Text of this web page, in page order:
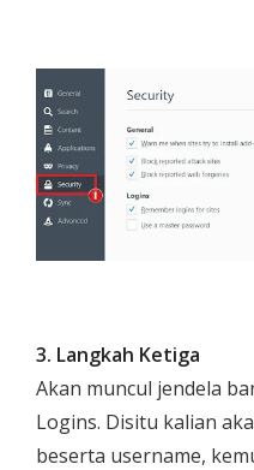
3. Langkah Ketiga
Akan muncul jendela
Logins. Disitu kalian
beserta username,